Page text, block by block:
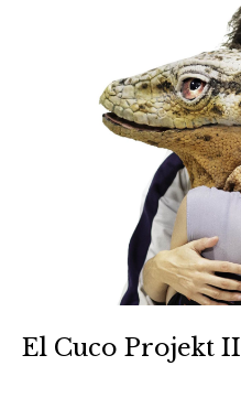
El Cuco Projekt II